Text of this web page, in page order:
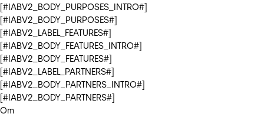
[#IABV2_BODY_PURPOSES_INTRO#]
[#IABV2_BODY_PURPOSES#]
[#IABV2_LABEL_FEATURES#]
[#IABV2_BODY_FEATURES_INTRO#]
[#IABV2_BODY_FEATURES#]
[#IABV2_LABEL_PARTNERS#]
[#IABV2_BODY_PARTNERS_INTRO#]
[#IABV2_BODY_PARTNERS#]
Om